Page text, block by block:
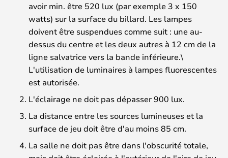
avoir min. être 520 lux (par exemple 3 x 150
watts) sur la surface du billard. Les lampes
doivent être suspendues comme suit : une au-
dessus du centre et les deux autres à 12 cm de la
ligne salvatrice vers la bande inférieure.\
L'utilisation de luminaires à lampes fluorescentes
est autorisée.
L'éclairage ne doit pas dépasser 900 lux.
La distance entre les sources lumineuses et la
surface de jeu doit être d'au moins 85 cm.
La salle ne doit pas être dans l'obscurité totale,